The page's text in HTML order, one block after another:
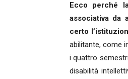
Ecco perché
associativa da
certo
abilitante, come
i quattro
disabilità